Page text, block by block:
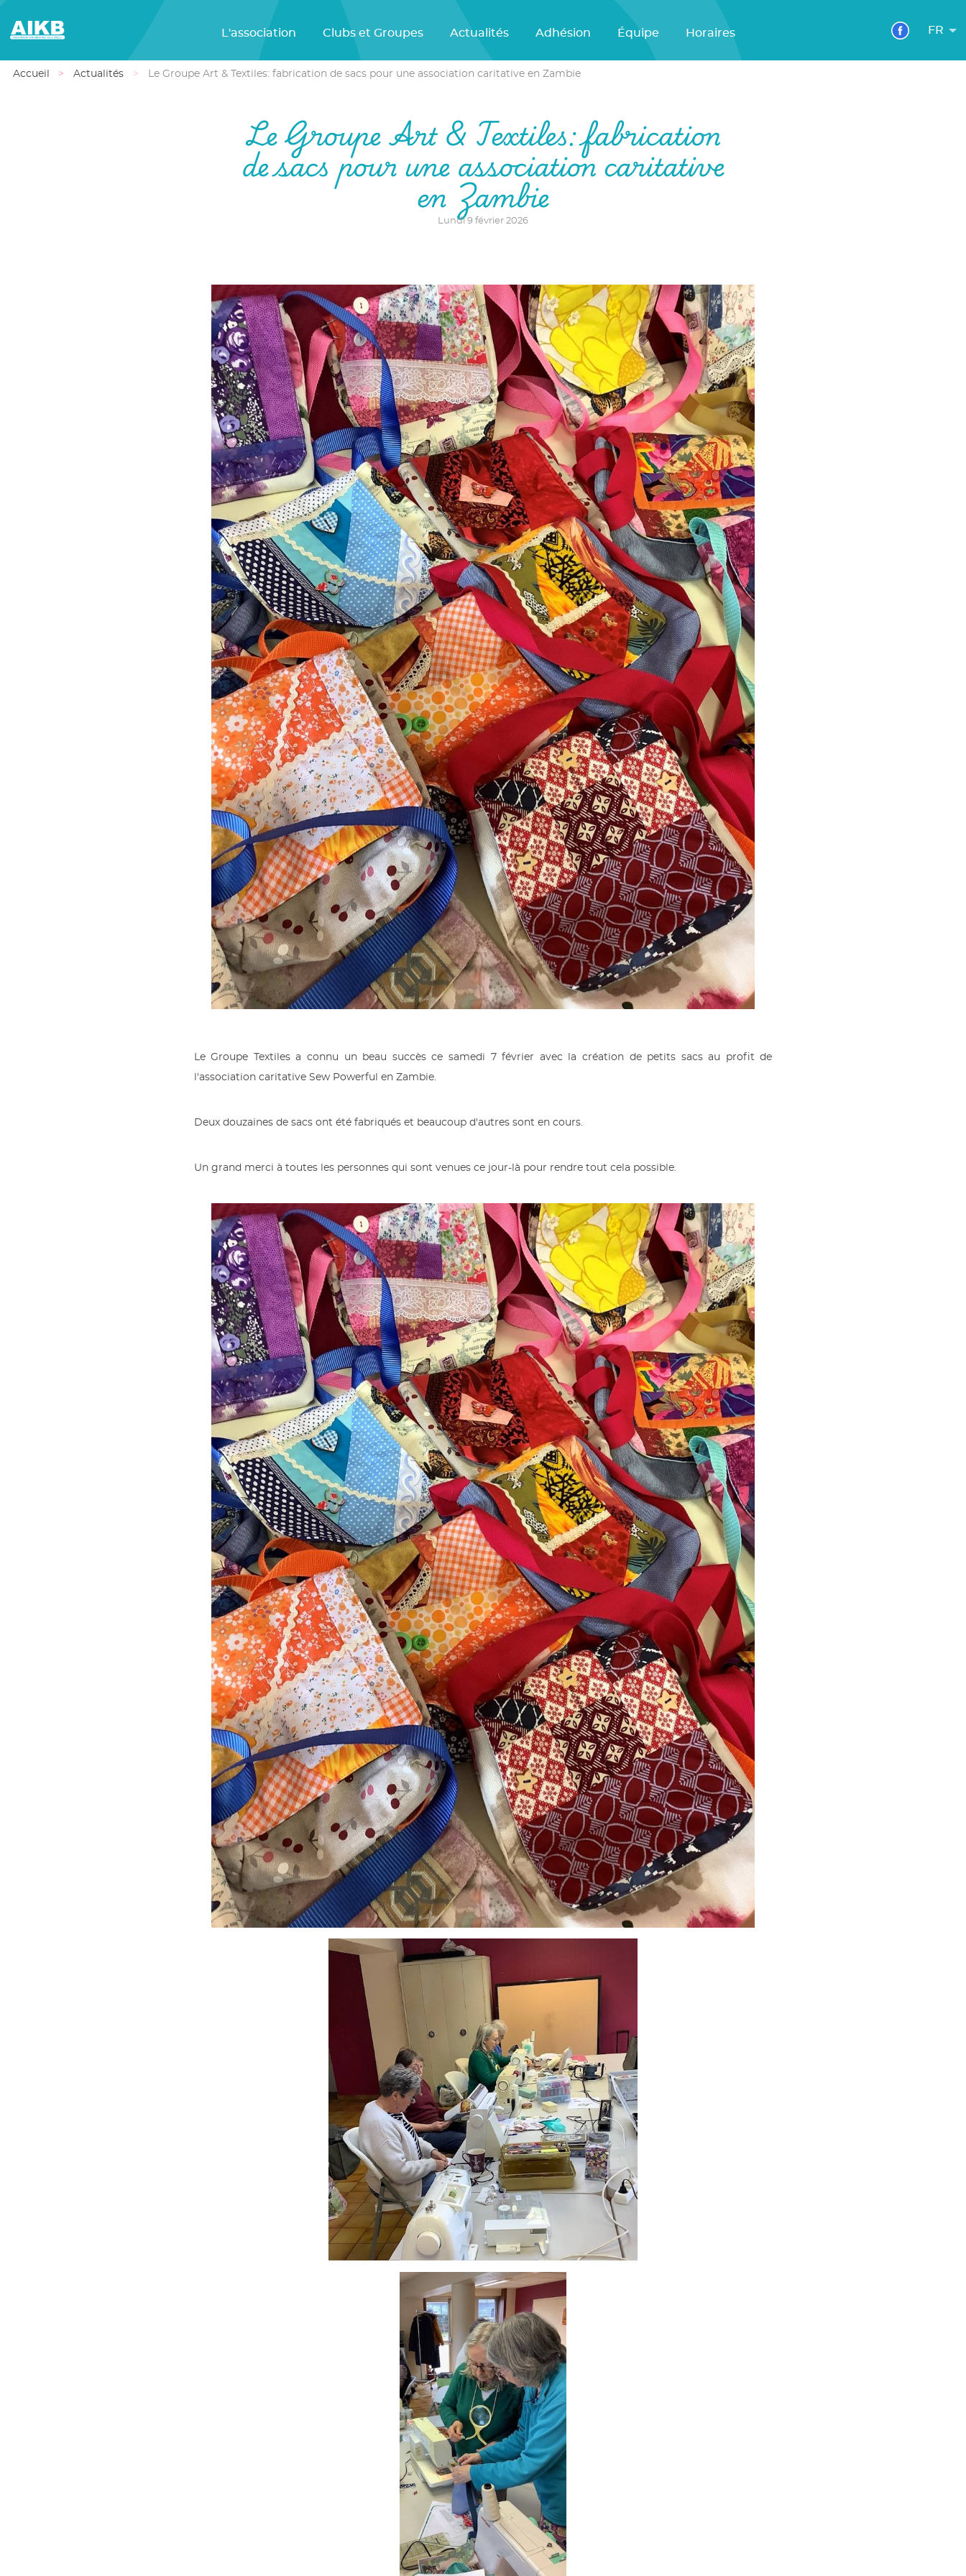
L'association Clubs et Groupes Actualités Adhésion Équipe Horaires FR
Accueil Actualités Le Groupe Art & Textiles: fabrication de sacs pour une association caritative en Zambie
Le Groupe Art & Textiles: fabrication
de sacs pour une association caritative
en Zambie
Lundi 9 février 2026
Le Groupe Textiles a connu un beau succès ce samedi 7 février avec la création de petits sacs au profit de
l'association caritative Sew Powerful en Zambie.
Deux douzaines de sacs ont été fabriqués et beaucoup d'autres sont en cours.
Un grand merci à toutes les personnes qui sont venues ce jour-là pour rendre tout cela possible.